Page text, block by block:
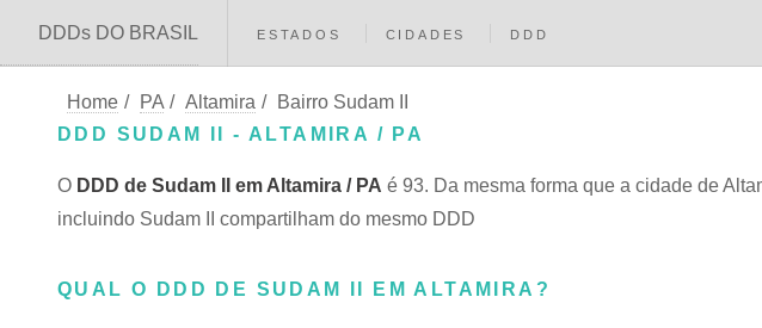
DDDs DO BRASIL ESTADOS CIDADES DDD
Home / PA / Altamira /
Bairro Sudam II
DDD SUDAM II - ALTAMIRA / PA
O DDD de Sudam II em Altamira / PA é 93. Da mesma forma que a cidade de
incluindo Sudam II compartilham do mesmo DDD
QUAL O DDD DE SUDAM II EM ALTAMIRA?